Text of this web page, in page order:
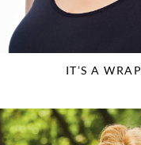
IT’S A WRAP